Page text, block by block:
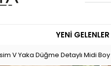
YENİ GELENLER
V Yaka Düğme Detaylı Midi